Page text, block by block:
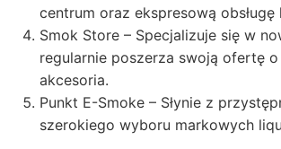
centrum oraz ekspresową obsługę
Smok Store – Specjalizuje się w
regularnie poszerza swoją ofertę o
akcesoria.
Punkt E-Smoke – Słynie z
szerokiego wyboru markowych